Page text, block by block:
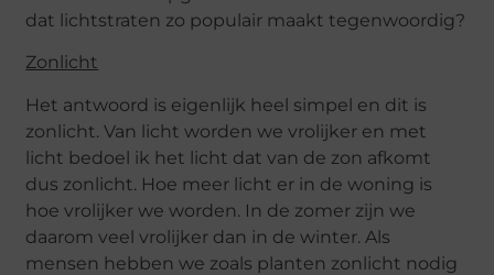
dat lichtstraten zo populair maakt tegenwoordig?
Zonlicht
Het antwoord is eigenlijk heel simpel en dit is
zonlicht. Van licht worden we vrolijker en met
licht bedoel ik het licht dat van de zon afkomt
dus zonlicht. Hoe meer licht er in de woning is
hoe vrolijker we worden. In de zomer zijn we
daarom veel vrolijker dan in de winter. Als
mensen hebben we zoals planten zonlicht nodig